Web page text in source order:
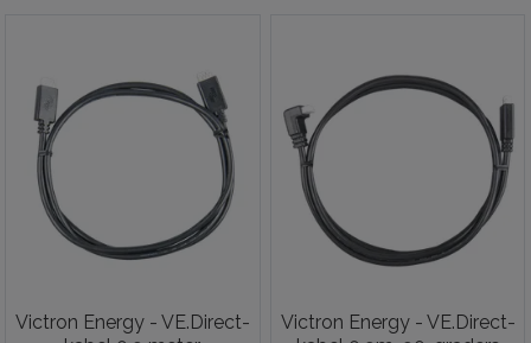
Victron Energy - VE.Direct-
Victron Energy - VE.Direct-